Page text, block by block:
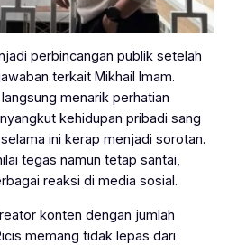
perbincangan publik setelah
terkait Mikhail Imam.
menarik perhatian
kehidupan pribadi sang
ini kerap menjadi sorotan.
tegas namun tetap santai,
reaksi di media sosial.
konten dengan jumlah
memang tidak lepas dari